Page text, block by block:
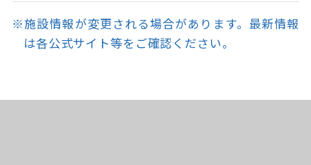
※施設情報が変更される場合があります。最新情報
は各公式サイト等をご確認ください。